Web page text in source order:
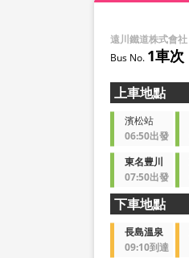
遠川鐵道株式會社
1車次
上車地點
濱松站
06:50出發
東名豊川
07:50出發
下車地點
長島溫泉
09:10到達